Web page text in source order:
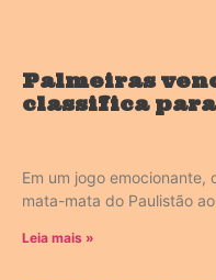
Palmeiras
classifica
Em um jogo emocionante,
mata-mata do Paulistão
Leia mais »